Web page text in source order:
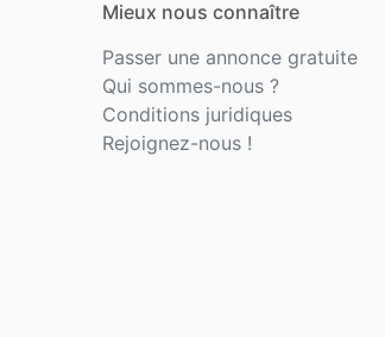
Mieux nous connaître
Passer une annonce gratuite
Qui sommes-nous ?
Conditions juridiques
Rejoignez-nous !